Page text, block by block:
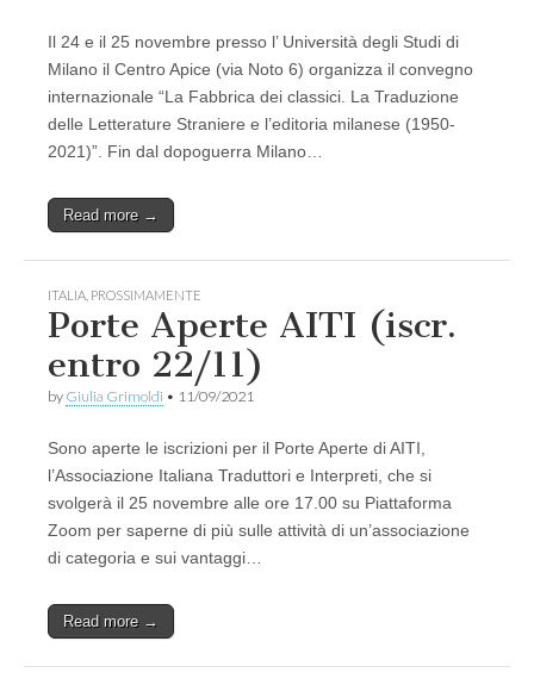
Il 24 e il 25 novembre presso l’ Università degli Studi di
Milano il Centro Apice (via Noto 6) organizza il convegno
internazionale “La Fabbrica dei classici. La Traduzione
delle Letterature Straniere e l’editoria milanese (1950-
2021)”. Fin dal dopoguerra Milano…
Read more →
ITALIA PROSSIMAMENTE
Porte Aperte AITI (iscr.
entro 22/11)
by Giulia Grimoldi • 11/09/2021
Sono aperte le iscrizioni per il Porte Aperte di AITI,
l’Associazione Italiana Traduttori e Interpreti, che si
svolgerà il 25 novembre alle ore 17.00 su Piattaforma
Zoom per saperne di più sulle attività di un’associazione
di categoria e sui vantaggi…
Read more →